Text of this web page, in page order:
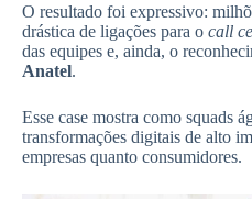
O resultado foi expressivo:
drástica de ligações para o call
das equipes e, ainda, o
Anatel.
Esse case mostra como squads
transformações digitais de alto
empresas quanto consumidores.